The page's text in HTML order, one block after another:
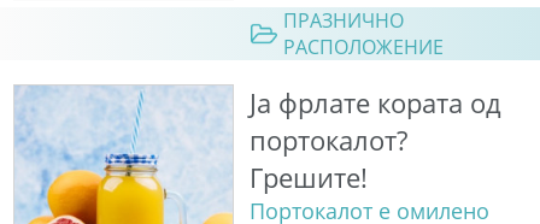
ПРАЗНИЧНО
РАСПОЛОЖЕНИЕ
Ја фрлате кората од
портокалот?
Грешите!
Портокалот е омилено